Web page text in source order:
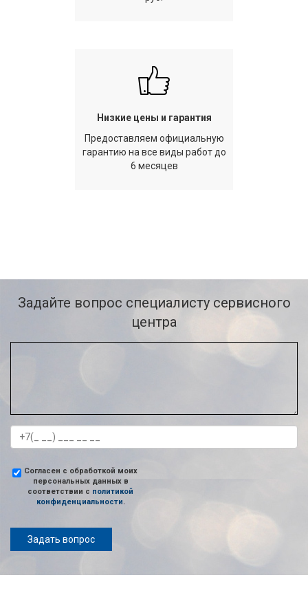
Низкие цены и гарантия
Предоставляем официальную
гарантию на все виды работ до
6 месяцев
Задайте вопрос специалисту сервисного
центра
Согласен с обработкой моих
персональных данных в
соответствии с политикой
конфиденциальности.
Задать вопрос